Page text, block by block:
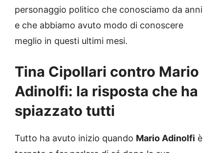
personaggio politico che conosciamo da anni
e che abbiamo avuto modo di conoscere
meglio in questi ultimi mesi.
Tina Cipollari contro Mario
Adinolfi: la risposta che ha
spiazzato tutti
Tutto ha avuto inizio quando Mario Adinolfi è